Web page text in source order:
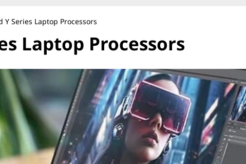
Y Series Laptop Processors
Laptop Processors